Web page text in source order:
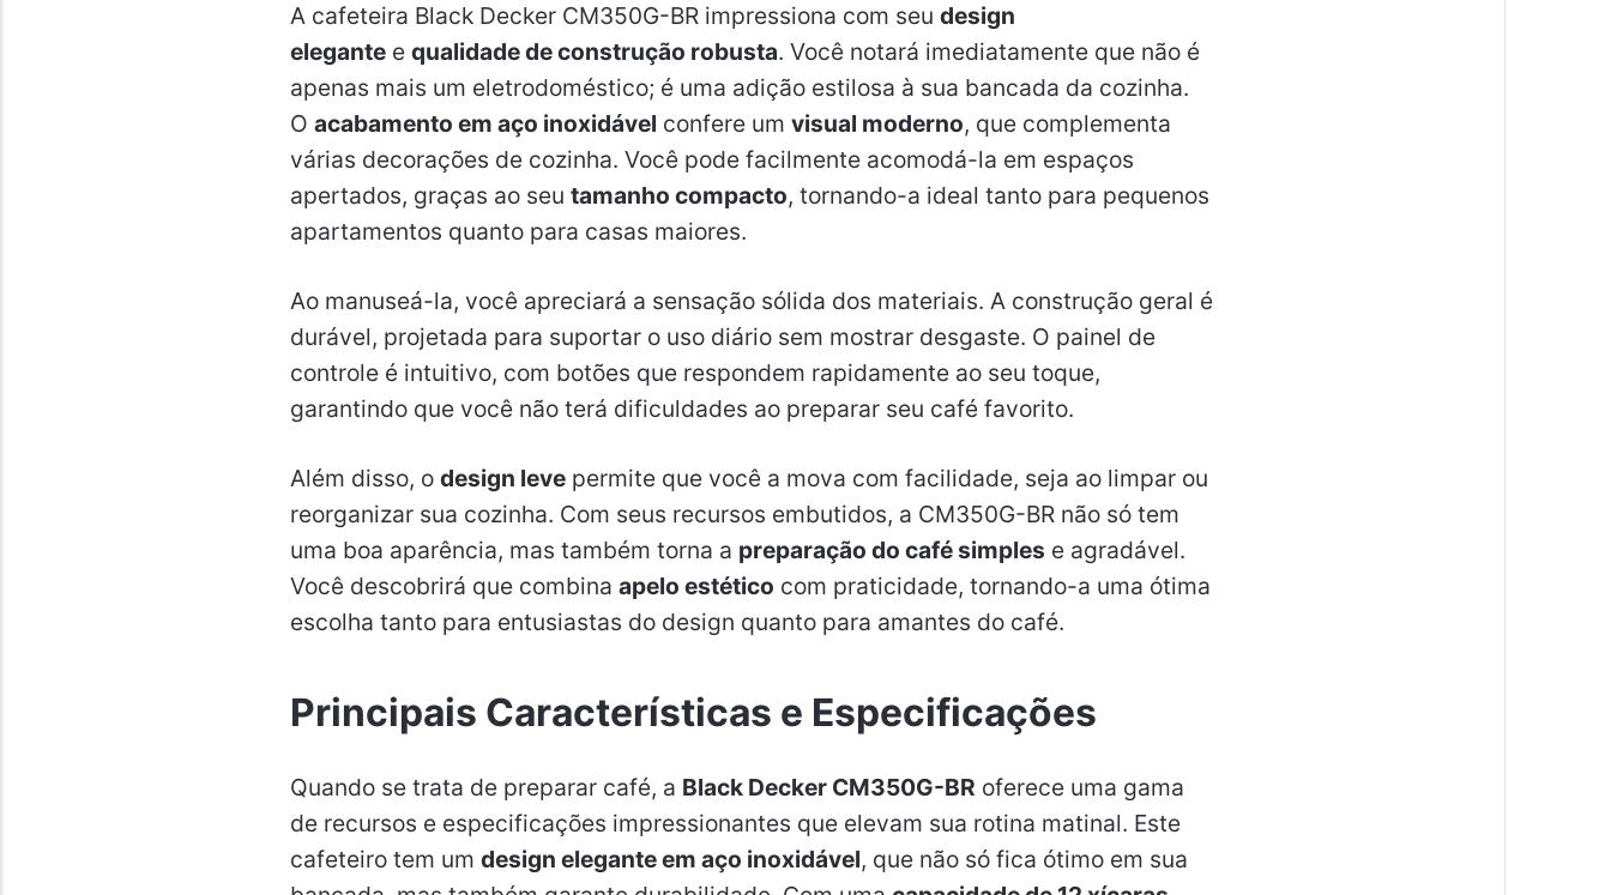
A cafeteira Black Decker CM350G-BR impressiona com seu design
elegantee qualidade de construção robusta. Você notará imediatamente que não é
apenas mais um eletrodoméstico; é uma adição estilosa à sua bancada da cozinha.
O acabamento em aço inoxidável confere um visual moderno, que complementa
várias decorações de cozinha. Você pode facilmente acomodá-la em espaços
apertados, graças ao seu tamanho compacto, tornando-a ideal tanto para pequenos
apartamentos quanto para casas maiores.
Ao manuseá-la, você apreciará a sensação sólida dos materiais. A construção geral é
durável, projetada para suportar o uso diário sem mostrar desgaste. O painel de
controle é intuitivo, com botões que respondem rapidamente ao seu toque,
garantindo que você não terá dificuldades ao preparar seu café favorito.
Além disso, o design levepermite que você a mova com facilidade, seja ao limpar ou
reorganizar sua cozinha. Com seus recursos embutidos, a CM350G-BR não só tem
uma boa aparência, mas também torna a preparação do café simples e agradável.
Você descobrirá que combina apelo estético com praticidade, tornando-a uma ótima
escolha tanto para entusiastas do design quanto para amantes do café.
Principais Características e Especificações
Quando se trata de preparar café, a Black Decker CM350G-BR oferece uma gama
de recursos e especificações impressionantes que elevam sua rotina matinal. Este
cafeteiro tem um design elegante em aço inoxidável, que não só fica ótimo em sua